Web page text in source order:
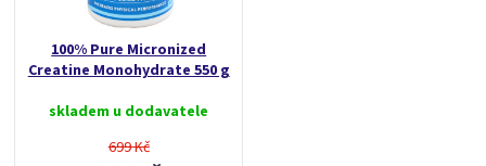
100% Pure Micronized
Creatine Monohydrate 550 g
skladem u dodavatele
699 Kč